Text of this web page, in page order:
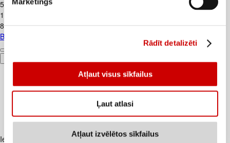
Rādīt detalizēti
Atļaut visus sīkfailus
Ļaut atlasi
Atļaut izvēlētos sīkfailus
5,5€/kg
1
8,83€/kg
Biezpiens 9% VALMIERA 180g
Iesakām ar